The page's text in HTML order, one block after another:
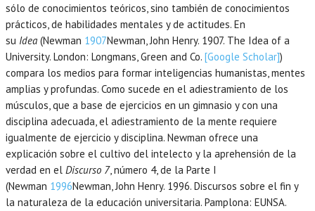
sólo de conocimientos teóricos, sino también de conocimientos
prácticos, de habilidades mentales y de actitudes. En
su Idea (Newman 1907Newman,John Henry. 1907. The Idea of a
University. London: Longmans, Green and Co. [Google Scholar])
compara los medios para formar inteligencias humanistas, mentes
amplias y profundas. Como sucede en el adiestramiento de los
músculos, que a base de ejercicios en un gimnasio y con una
disciplina adecuada, el adiestramiento de la mente requiere
igualmente de ejercicio y disciplina. Newman ofrece una
explicación sobre el cultivo del intelecto y la aprehensión de la
verdad en el Discurso 7, número 4, de la Parte I
(Newman 1996Newman,John Henry. 1996. Discursos sobre el fin y
la naturaleza de la educación universitaria. Pamplona: EUNSA.